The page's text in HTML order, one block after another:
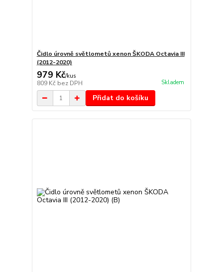
Čidlo úrovně světlometů xenon ŠKODA Octavia III
(2012-2020)
979 Kč/kus
809 Kč bez DPH Skladem
Přidat do košíku